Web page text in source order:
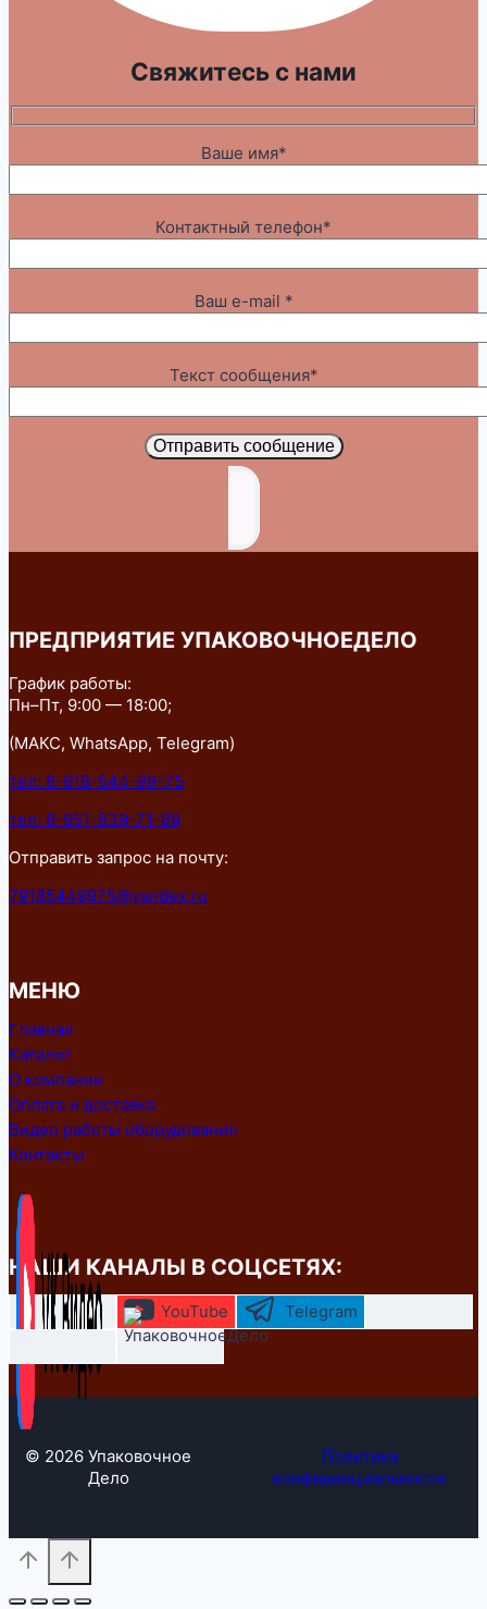
Свяжитесь с нами
Ваше имя*
Контактный телефон*
Ваш e-mail *
Текст сообщения*
Отправить сообщение
ПРЕДПРИЯТИЕ УПАКОВОЧНОЕДЕЛО
График работы:
Пн–Пт, 9:00 — 18:00;
(МАКС, WhatsApp, Telegram)
тел: 8-918-544-99-75
тел: 8-951-839-71-89
Отправить запрос на почту:
79185449975@yandex.ru
МЕНЮ
Главная
Каталог
О компании
Оплата и доставка
Видео работы оборудования
Контакты
НАШИ КАНАЛЫ В СОЦСЕТЯХ:
YouTube Telegram
© 2026 Упаковочное
Дело
Политика
конфиденциальности